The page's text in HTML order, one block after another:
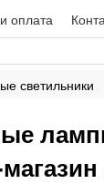
оплата
светильники